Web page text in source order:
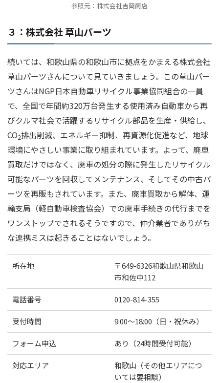
参照元：株式会社吉岡商店
３：株式会社 草山パーツ
続いては、和歌山県の和歌山市に拠点をかまえる株式会社
草山パーツさんについて見ていきましょう。この草山パー
ツさんはNGP日本自動車リサイクル事業協同組合の一員
で、全国で年間約320万台発生する使用済み自動車から再
びクルマ社会で活躍するリサイクル部品を生産・供給し、
CO2排出削減、エネルギー抑制、再資源化促進など、地球
環境にやさしい事業に取り組まれています。よって、廃車
買取だけではなく、廃車の処分の際に発生したリサイクル
可能なパーツを回収してメンテナンス、そしてその中古パ
ーツを再販もされています。また、廃車買取から解体、運
輸支局（軽自動車検査協会）での廃車手続きの代行までを
ワンストップでされるそうですので、仲介業者でありがち
な連携ミスは起きることはないでしょう。
所在地
〒649-6326和歌山県和歌山
市和佐中112
電話番号 0120-814-355
受付時間 9:00～18:00（日・祝休み）
フォーム申込 あり（24時間受付可能）
対応エリア
和歌山（その他エリアにつ
いては要相談）